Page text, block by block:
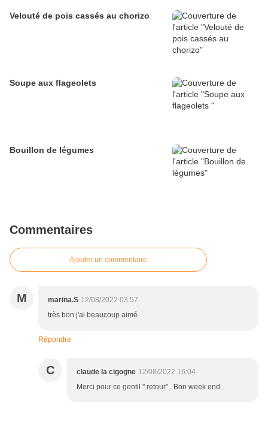
Velouté de pois cassés au chorizo
Soupe aux flageolets
Bouillon de légumes
Commentaires
Ajouter un commentaire
M marina.S 12/08/2022 03:57
très bon j'ai beaucoup aimé
Répondre
C claude la cigogne 12/08/2022 16:04
Merci pour ce gentil " retour" . Bon week end.